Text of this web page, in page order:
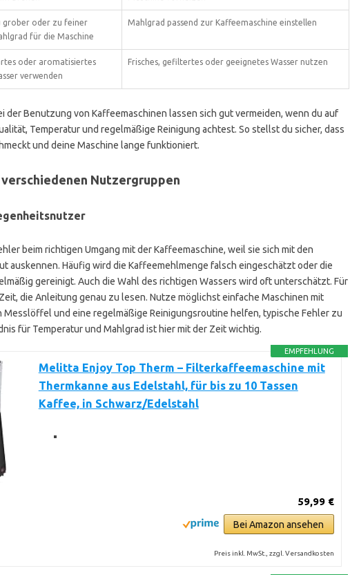
grober oder zu feiner
für die Maschine
Mahlgrad passend zur Kaffeemaschine einstellen
oder aromatisiertes
verwenden
Frisches, gefiltertes oder geeignetes Wasser nutzen
der Benutzung von Kaffeemaschinen lassen sich gut vermeiden, wenn du auf
Temperatur und regelmäßige Reinigung achtest. So stellst du sicher, dass
und deine Maschine lange funktioniert.
Nutzergruppen
beim richtigen Umgang mit der Kaffeemaschine, weil sie sich mit den
auskennen. Häufig wird die Kaffeemehlmenge falsch eingeschätzt oder die
gereinigt. Auch die Wahl des richtigen Wassers wird oft unterschätzt. Für
die Anleitung genau zu lesen. Nutze möglichst einfache Maschinen mit
Messlöffel und eine regelmäßige Reinigungsroutine helfen, typische Fehler zu
für Temperatur und Mahlgrad ist hier mit der Zeit wichtig.
EMPFEHLUNG
Melitta Enjoy Top Therm – Filterkaffeemaschine mit
Thermkanne aus Edelstahl, für bis zu 10 Tassen
Kaffee, in Schwarz/Edelstahl
59,99 €
Bei Amazon ansehen
Preis inkl. MwSt., zzgl. Versandkosten